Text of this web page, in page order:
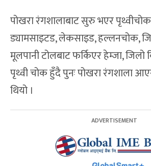
पोखरा रंगशालाबाट सुरु भएर पृथ्वीचोक,
ड्यामसाइटड, लेकसाइड, हल्लनचोक,
मूलपानी टोलबाट फर्किएर हेम्जा,
पृथ्वी चोक हुँदै पुनः पोखरा रंगशाला
थियो ।